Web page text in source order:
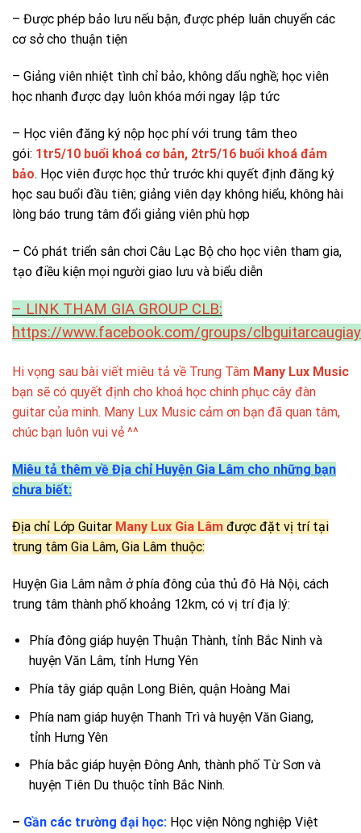
– Được phép bảo lưu nếu bận, được phép luân chuyển các
cơ sở cho thuận tiện
– Giảng viên nhiệt tình chỉ bảo, không dấu nghề; học viên
học nhanh được dạy luôn khóa mới ngay lập tức
– Học viên đăng ký nộp học phí với trung tâm theo
gói: 1tr5/10 buổi khoá cơ bản, 2tr5/16 buổi khoá đảm
bảo. Học viên được học thử trước khi quyết định đăng ký
học sau buổi đầu tiên; giảng viên dạy không hiểu, không hài
lòng báo trung tâm đổi giảng viên phù hợp
– Có phát triển sân chơi Câu Lạc Bộ cho học viên tham gia,
tạo điều kiện mọi người giao lưu và biểu diễn
– LINK THAM GIA GROUP CLB:
https://www.facebook.com/groups/
Hi vọng sau bài viết miêu tả về Trung Tâm Many Lux Music
bạn sẽ có quyết định cho khoá học chinh phục cây đàn
guitar của minh. Many Lux Music cảm ơn bạn đã quan tâm,
chúc bạn luôn vui vẻ ^^
Miêu tả thêm về Địa chỉ Huyện Gia Lâm cho những bạn
chưa biết:
Địa chỉ Lớp Guitar Many Lux Gia Lâm được đặt vị trí tại
trung tâm Gia Lâm, Gia Lâm thuộc:
Huyện Gia Lâm nằm ở phía đông của thủ đô Hà Nội, cách
trung tâm thành phố khoảng 12km, có vị trí địa lý:
Phía đông giáp huyện Thuận Thành, tỉnh Bắc Ninhvà
huyện Văn Lâm, tỉnh Hưng Yên
Phía tây giáp quận Long Biên, quận Hoàng Mai
Phía nam giáp huyện Thanh Trìvà huyện Văn Giang,
tỉnh Hưng Yên
Phía bắc giáp huyện Đông Anh, thành phố Từ Sơnvà
huyện Tiên Duthuộc tỉnh Bắc Ninh.
– Gần các trường đại học: Học viện Nông nghiệp Việt